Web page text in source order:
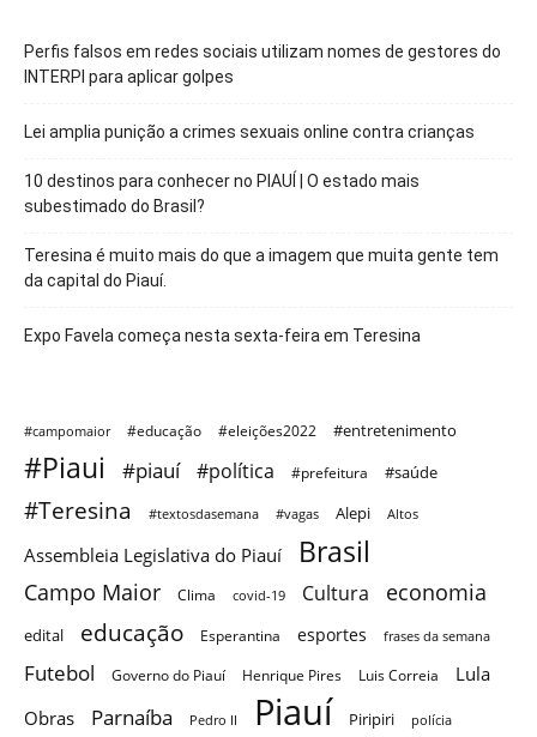
Perfis falsos em redes sociais utilizam nomes de gestores do
INTERPI para aplicar golpes
Lei amplia punição a crimes sexuais online contra crianças
10 destinos para conhecer no PIAUÍ | O estado mais
subestimado do Brasil?
Teresina é muito mais do que a imagem que muita gente tem
da capital do Piauí.
Expo Favela começa nesta sexta-feira em Teresina
#campomaior #educação #eleições2022 #entretenimento
#Piaui #piauí #política #prefeitura #saúde
#Teresina #textosdasemana #vagas Alepi Altos
Assembleia Legislativa do Piauí Brasil
Campo Maior Clima covid-19 Cultura economia
edital educação Esperantina esportes frases da semana
Futebol Governo do Piauí Henrique Pires Luis Correia
Lula
Obras
Parnaíba Pedro II Piauí Piripiri polícia